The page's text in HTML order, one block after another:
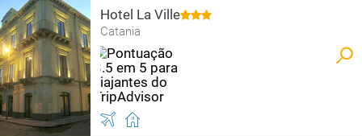
Hotel La Ville
Catania